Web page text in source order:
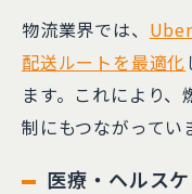
物流業界では、
配送ルートを最適化
ます。​これにより
制にもつながってい
医療・ヘルス